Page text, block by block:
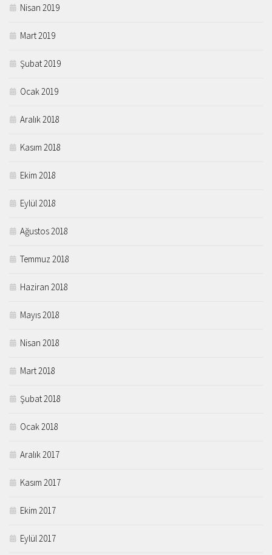
Nisan 2019
Mart 2019
Şubat 2019
Ocak 2019
Aralık 2018
Kasım 2018
Ekim 2018
Eylül 2018
Ağustos 2018
Temmuz 2018
Haziran 2018
Mayıs 2018
Nisan 2018
Mart 2018
Şubat 2018
Ocak 2018
Aralık 2017
Kasım 2017
Ekim 2017
Eylül 2017